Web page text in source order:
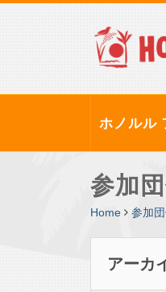
ホノルル
参加
Home 参加
アーカ